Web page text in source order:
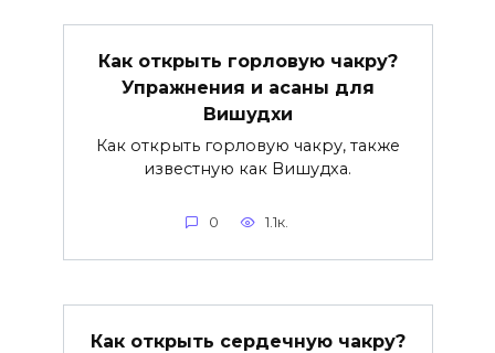
Как открыть горловую чакру?
Упражнения и асаны для
Вишудхи
Как открыть горловую чакру, также
известную как Вишудха.
0 1.1к.
Как открыть сердечную чакру?